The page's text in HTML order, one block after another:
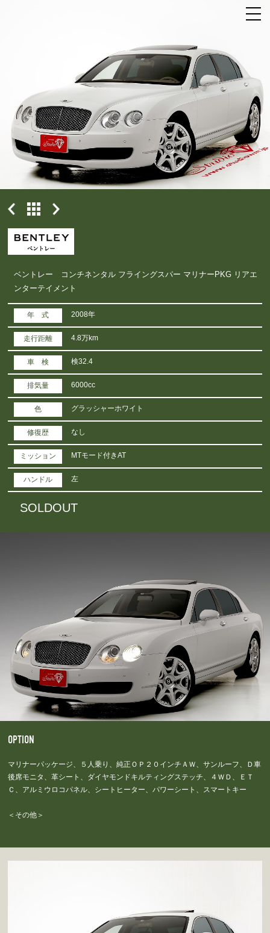
ベントレー コンチネンタル フライングスパー マリナーPKG リアエ
ンターテイメント
年 式 2008年
走行距離 4.8万km
車 検 検32.4
排気量 6000cc
色 グラッシャーホワイト
修復歴 なし
ミッション MTモード付きAT
ハンドル 左
SOLDOUT
OPTION
マリナーパッケージ、５人乗り、純正ＯＰ２０インチＡＷ、サンルーフ、Ｄ車
後席モニタ、革シート、ダイヤモンドキルティングステッチ、４ＷＤ、ＥＴ
Ｃ、アルミウロコパネル、シートヒーター、パワーシート、スマートキー
＜その他＞